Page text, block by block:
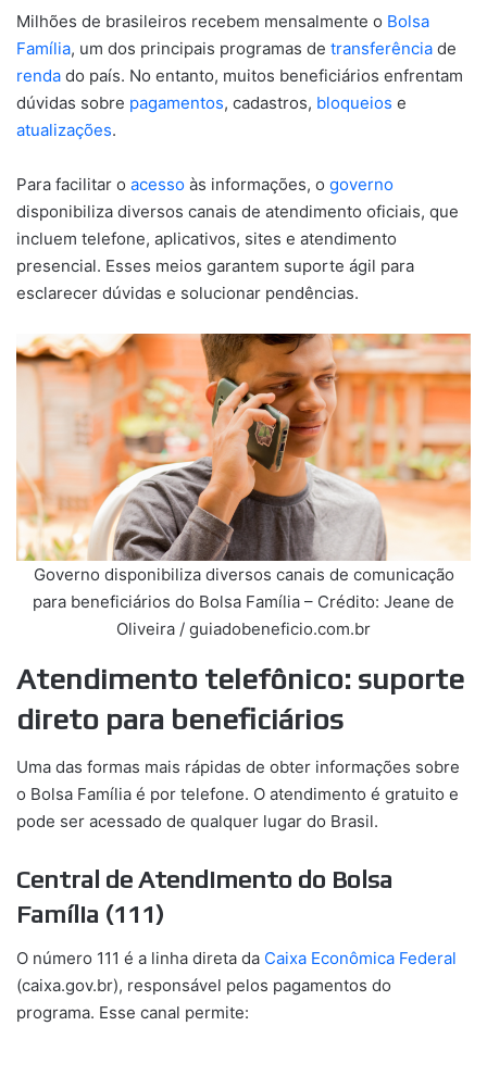
Milhões de brasileiros recebem mensalmente o Bolsa
Família, um dos principais programas de transferência de
renda do país. No entanto, muitos beneficiários enfrentam
dúvidas sobre pagamentos, cadastros, bloqueios e
atualizações.
Para facilitar o acesso às informações, o governo
disponibiliza diversos canais de atendimento oficiais, que
incluem telefone, aplicativos, sites e atendimento
presencial. Esses meios garantem suporte ágil para
esclarecer dúvidas e solucionar pendências.
Governo disponibiliza diversos canais de comunicação
para beneficiários do Bolsa Família – Crédito: Jeane de
Oliveira / guiadobeneficio.com.br
Atendimento telefônico: suporte
direto para beneficiários
Uma das formas mais rápidas de obter informações sobre
o Bolsa Família é por telefone. O atendimento é gratuito e
pode ser acessado de qualquer lugar do Brasil.
Central de Atendimento do Bolsa
Família (111)
O número 111 é a linha direta da Caixa Econômica Federal
(caixa.gov.br), responsável pelos pagamentos do
programa. Esse canal permite: